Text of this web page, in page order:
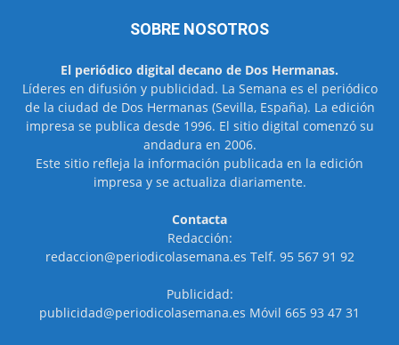
SOBRE NOSOTROS
El periódico digital decano de Dos Hermanas.
Líderes en difusión y publicidad. La Semana es el periódico
de la ciudad de Dos Hermanas (Sevilla, España). La edición
impresa se publica desde 1996. El sitio digital comenzó su
andadura en 2006.
Este sitio refleja la información publicada en la edición
impresa y se actualiza diariamente.
Contacta
Redacción:
redaccion@periodicolasemana.es Telf. 95 567 91 92
Publicidad:
publicidad@periodicolasemana.es Móvil 665 93 47 31